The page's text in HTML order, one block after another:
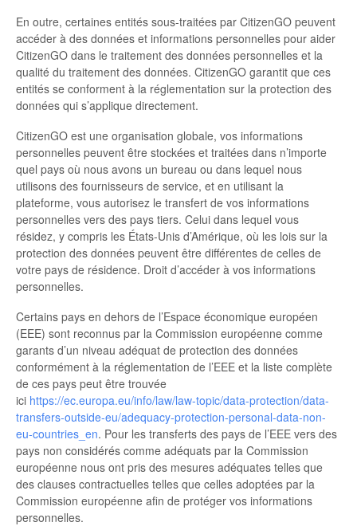
En outre, certaines entités sous-traitées par CitizenGO peuvent
accéder à des données et informations personnelles pour aider
CitizenGO dans le traitement des données personnelles et la
qualité du traitement des données. CitizenGO garantit que ces
entités se conforment à la réglementation sur la protection des
données qui s’applique directement.
CitizenGO est une organisation globale, vos informations
personnelles peuvent être stockées et traitées dans n’importe
quel pays où nous avons un bureau ou dans lequel nous
utilisons des fournisseurs de service, et en utilisant la
plateforme, vous autorisez le transfert de vos informations
personnelles vers des pays tiers. Celui dans lequel vous
résidez, y compris les États-Unis d’Amérique, où les lois sur la
protection des données peuvent être différentes de celles de
votre pays de résidence. Droit d’accéder à vos informations
personnelles.
Certains pays en dehors de l’Espace économique européen
(EEE) sont reconnus par la Commission européenne comme
garants d’un niveau adéquat de protection des données
conformément à la réglementation de l’EEE et la liste complète
de ces pays peut être trouvée
ici https://ec.europa.eu/info/law/law-topic/data-protection/data-
transfers-outside-eu/adequacy-protection-personal-data-non-
eu-countries_en. Pour les transferts des pays de l’EEE vers des
pays non considérés comme adéquats par la Commission
européenne nous ont pris des mesures adéquates telles que
des clauses contractuelles telles que celles adoptées par la
Commission européenne afin de protéger vos informations
personnelles.